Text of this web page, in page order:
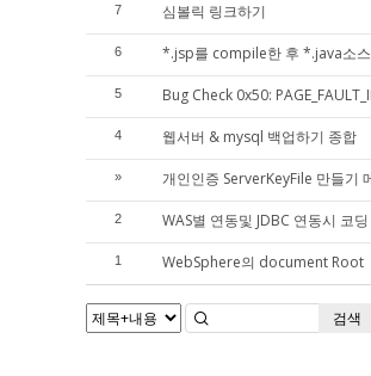
7 심볼릭 링크하기
6 *.jsp를 compile한 후 *.java소스
5 Bug Check 0x50:
4 웹서버 & mysql 백업하기 종합
» 개인인증 ServerKeyFile 만들기
2 WAS별 연동및 JDBC 연동시 코
1 WebSphere의 document Root
검색